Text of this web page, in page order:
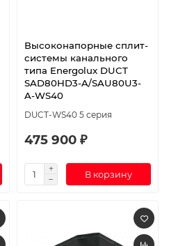
Высоконапорные сплит-
системы канального
типа Energolux DUCT
SAD80HD3-A/SAU80U3-
A-WS40
DUCT-WS40 5 серия
475 900 ₽
В корзину